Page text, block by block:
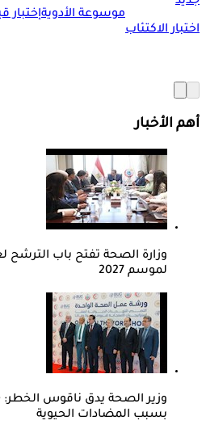
اختبار الاكتئاب
موسوعة الأدويةإختبار
أهم الأخبار
وزارة الصحة تفتح باب الترشح
لموسم 2027
بسبب المضادات الحيوية